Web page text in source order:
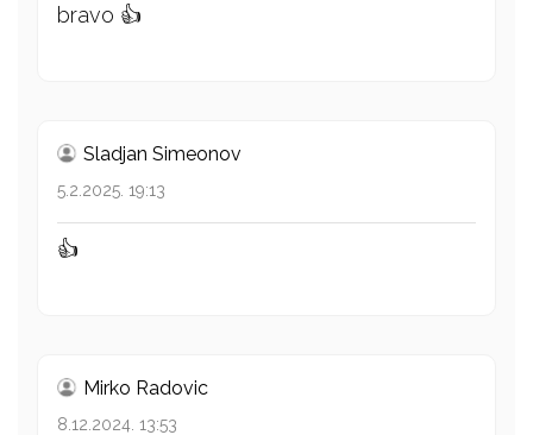
bravo 👍
Sladjan Simeonov
5.2.2025. 19:13
👍
Mirko Radovic
8.12.2024. 13:53